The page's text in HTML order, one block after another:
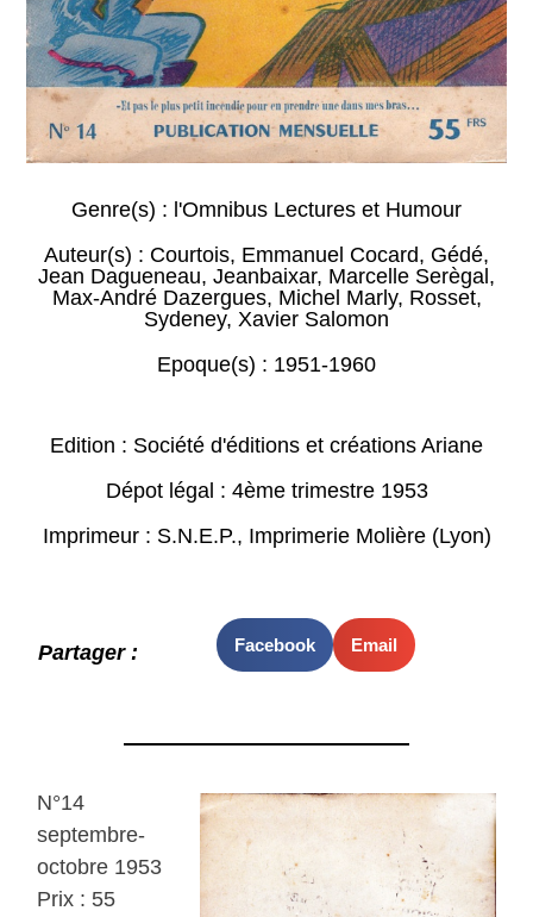
Genre(s) : l'Omnibus Lectures et Humour
Auteur(s) : Courtois, Emmanuel Cocard, Gédé,
Jean Dagueneau, Jeanbaixar, Marcelle Serègal ,
Max-André Dazergues, Michel Marly, Rosset,
Sydeney, Xavier Salomon
Epoque(s) : 1951-1960
Edition : Société d'éditions et créations Ariane
Dépot légal : 4ème trimestre 1953
Imprimeur : S.N.E.P., Imprimerie Molière (Lyon)
Partager : Facebook Email
N°14
septembre-
octobre 1953
Prix : 55